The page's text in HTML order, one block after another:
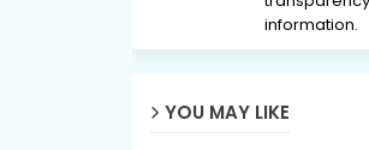
information.
YOU MAY LIKE